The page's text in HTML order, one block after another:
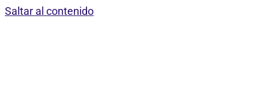
Saltar al contenido